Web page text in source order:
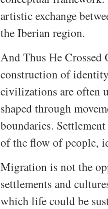
artistic exchange
the Iberian region.
And Thus He Crossed
construction of
civilizations are often
shaped through
boundaries.
of the flow of people,
Migration is not the
settlements and
which life could be